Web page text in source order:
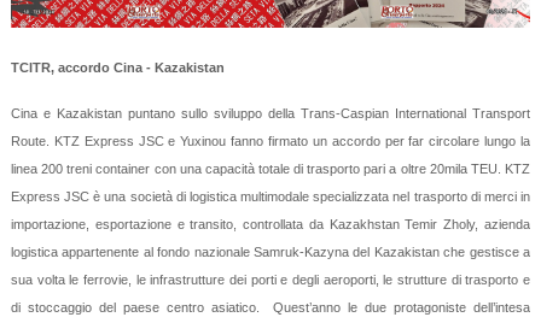
TCITR, accordo Cina - Kazakistan
Cina e Kazakistan puntano sullo sviluppo della Trans-Caspian International Transport
Route. KTZ Express JSC e Yuxinou fanno firmato un accordo per far circolare lungo la
linea 200 treni container con una capacità totale di trasporto pari a oltre 20mila TEU. KTZ
Express JSC è una società di logistica multimodale specializzata nel trasporto di merci in
importazione, esportazione e transito, controllata da Kazakhstan Temir Zholy, azienda
logistica appartenente al fondo nazionale Samruk-Kazyna del Kazakistan che gestisce a
sua volta le ferrovie, le infrastrutture dei porti e degli aeroporti, le strutture di trasporto e
di stoccaggio del paese centro asiatico.
Quest’anno le due protagoniste dell’intesa